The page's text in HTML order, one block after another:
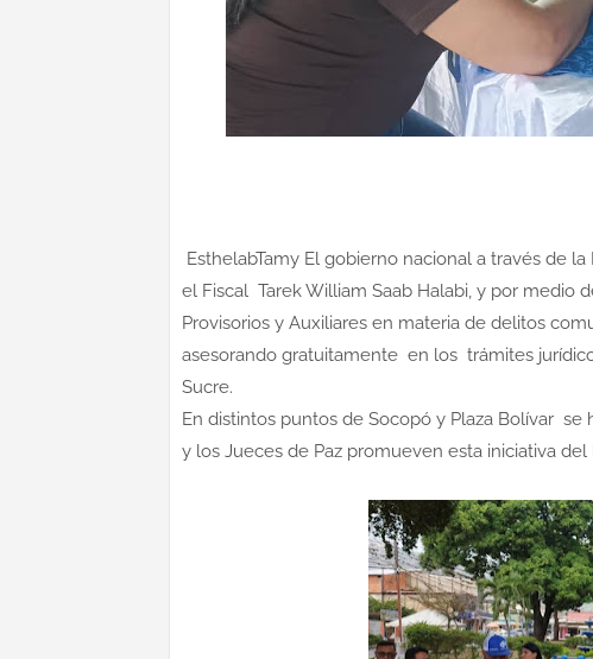
EsthelabTamy El gobierno nacional a través de
el Fiscal Tarek William Saab Halabi, y por medio
Provisorios y Auxiliares en materia de delitos
asesorando gratuitamente en los trámites
Sucre.
En distintos puntos de Socopó y Plaza Bolívar
y los Jueces de Paz promueven esta iniciativa